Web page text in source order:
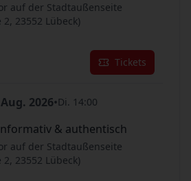
auf der Stadtaußenseite
23552 Lübeck)
Tickets
Aug. 2026•Di. 14:00
& authentisch
auf der Stadtaußenseite
23552 Lübeck)